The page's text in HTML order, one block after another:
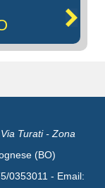
Turati - Zona
(BO)
0353011 - Email: